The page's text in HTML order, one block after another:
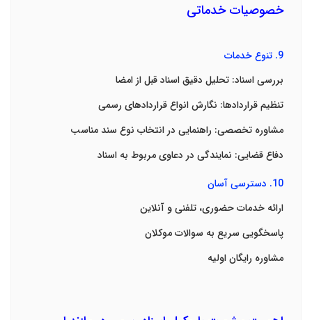
خصوصیات خدماتی
9. تنوع خدمات
بررسی اسناد: تحلیل دقیق اسناد قبل از امضا
تنظیم قراردادها: نگارش انواع قراردادهای رسمی
مشاوره تخصصی: راهنمایی در انتخاب نوع سند مناسب
دفاع قضایی: نمایندگی در دعاوی مربوط به اسناد
10. دسترسی آسان
ارائه خدمات حضوری، تلفنی و آنلاین
پاسخگویی سریع به سوالات موکلان
مشاوره رایگان اولیه